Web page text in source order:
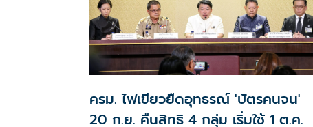
ครม. ไฟเขียวยืดอุทธรณ์ 'บัตรคนจน'
20 ก.ย. คืนสิทธิ 4 กลุ่ม เริ่มใช้ 1 ต.ค.